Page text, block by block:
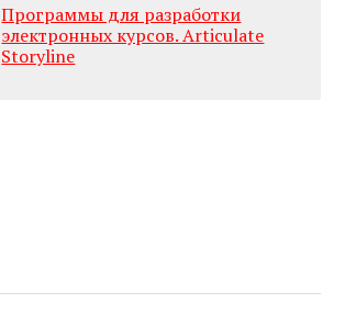
Программы для разработки
электронных курсов. Articulate
Storyline